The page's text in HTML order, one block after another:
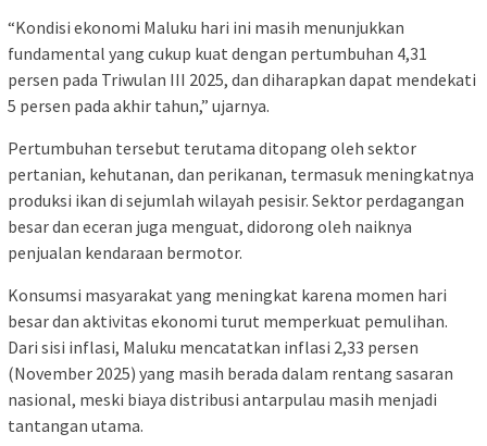
“Kondisi ekonomi Maluku hari ini masih menunjukkan
fundamental yang cukup kuat dengan pertumbuhan 4,31
persen pada Triwulan III 2025, dan diharapkan dapat mendekati
5 persen pada akhir tahun,” ujarnya.
Pertumbuhan tersebut terutama ditopang oleh sektor
pertanian, kehutanan, dan perikanan, termasuk meningkatnya
produksi ikan di sejumlah wilayah pesisir. Sektor perdagangan
besar dan eceran juga menguat, didorong oleh naiknya
penjualan kendaraan bermotor.
Konsumsi masyarakat yang meningkat karena momen hari
besar dan aktivitas ekonomi turut memperkuat pemulihan.
Dari sisi inflasi, Maluku mencatatkan inflasi 2,33 persen
(November 2025) yang masih berada dalam rentang sasaran
nasional, meski biaya distribusi antarpulau masih menjadi
tantangan utama.